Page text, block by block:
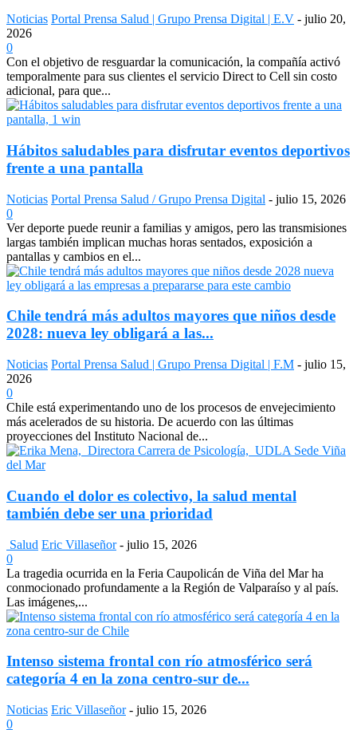
Noticias Portal Prensa Salud | Grupo Prensa Digital | E.V - julio 20,
2026
0
Con el objetivo de resguardar la comunicación, la compañía activó
temporalmente para sus clientes el servicio Direct to Cell sin costo
adicional, para que...
Hábitos saludables para disfrutar eventos deportivos
frente a una pantalla
Noticias Portal Prensa Salud / Grupo Prensa Digital - julio 15, 2026
0
Ver deporte puede reunir a familias y amigos, pero las transmisiones
largas también implican muchas horas sentados, exposición a
pantallas y cambios en el...
Chile tendrá más adultos mayores que niños desde
2028: nueva ley obligará a las...
Noticias Portal Prensa Salud | Grupo Prensa Digital | F.M - julio 15,
2026
0
Chile está experimentando uno de los procesos de envejecimiento
más acelerados de su historia. De acuerdo con las últimas
proyecciones del Instituto Nacional de...
Cuando el dolor es colectivo, la salud mental
también debe ser una prioridad
Salud Eric Villaseñor - julio 15, 2026
0
La tragedia ocurrida en la Feria Caupolicán de Viña del Mar ha
conmocionado profundamente a la Región de Valparaíso y al país.
Las imágenes,...
Intenso sistema frontal con río atmosférico será
categoría 4 en la zona centro-sur de...
Noticias Eric Villaseñor - julio 15, 2026
0